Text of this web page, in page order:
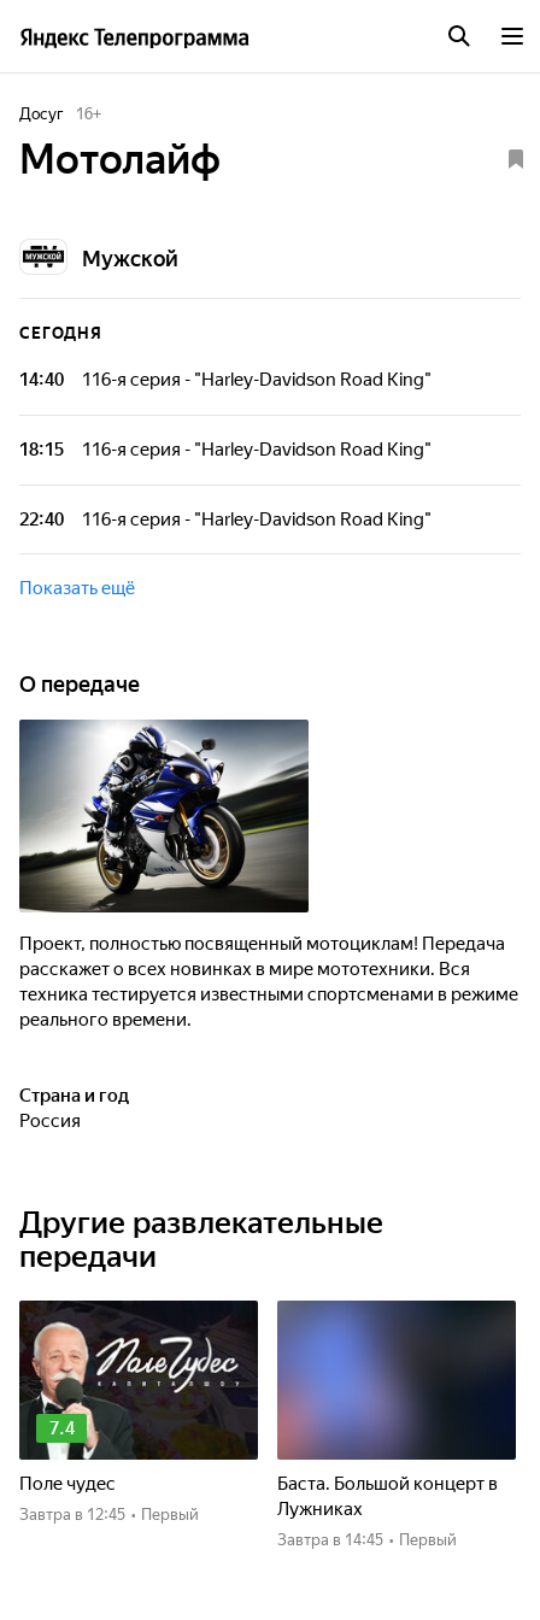
Досуг 16+
Мотолайф
Мужской
СЕГОДНЯ
14:40 116-я серия - "Harley-Davidson Road King"
Проект, полностью посвященный мотоциклам! Передача
техника тестируется известными спортсменами в режиме
реального времени.
18:15 116-я серия - "Harley-Davidson Road King"
Проект, полностью посвященный мотоциклам! Передача
техника тестируется известными спортсменами в режиме
реального времени.
22:40 116-я серия - "Harley-Davidson Road King"
Проект, полностью посвященный мотоциклам! Передача
расскажет о всех новинках в мире мототехники. Вся
техника тестируется известными спортсменами в режиме
Показать ещё
О передаче
Проект, полностью посвященный мотоциклам! Передача
расскажет о всех новинках в мире мототехники. Вся
техника тестируется известными спортсменами в режиме
реального времени.
Страна и год
Россия
Другие развлекательные
передачи
7.4
Поле чудес
Завтра в 12:45 • Первый
Баста. Большой концерт в
Лужниках
Завтра в 14:45 • Первый